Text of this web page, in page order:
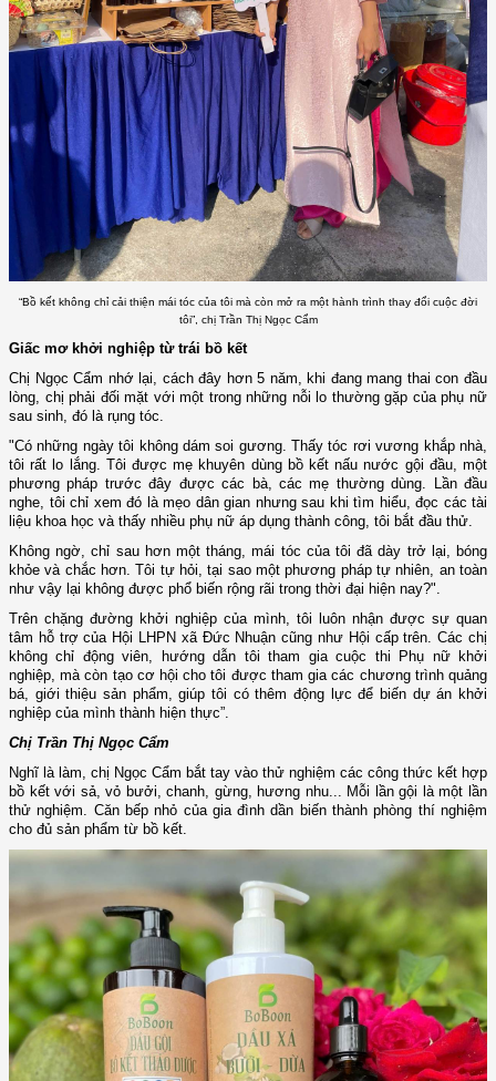
“Bồ kết không chỉ cải thiện mái tóc của tôi mà còn mở ra một hành trình thay đổi cuộc đời
tôi”, chị Trần Thị Ngọc Cẩm
Giấc mơ khởi nghiệp từ trái bồ kết
Chị Ngọc Cẩm nhớ lại, cách đây hơn 5 năm, khi đang mang thai con đầu
lòng, chị phải đối mặt với một trong những nỗi lo thường gặp của phụ nữ
sau sinh, đó là rụng tóc.
"Có những ngày tôi không dám soi gương. Thấy tóc rơi vương khắp nhà,
tôi rất lo lắng. Tôi được mẹ khuyên dùng bồ kết nấu nước gội đầu, một
phương pháp trước đây được các bà, các mẹ thường dùng. Lần đầu
nghe, tôi chỉ xem đó là mẹo dân gian nhưng sau khi tìm hiểu, đọc các tài
liệu khoa học và thấy nhiều phụ nữ áp dụng thành công, tôi bắt đầu thử.
Không ngờ, chỉ sau hơn một tháng, mái tóc của tôi đã dày trở lại, bóng
khỏe và chắc hơn. Tôi tự hỏi, tại sao một phương pháp tự nhiên, an toàn
như vậy lại không được phổ biến rộng rãi trong thời đại hiện nay?".
Trên chặng đường khởi nghiệp của mình, tôi luôn nhận được sự quan
tâm hỗ trợ của Hội LHPN xã Đức Nhuận cũng như Hội cấp trên. Các chị
không chỉ động viên, hướng dẫn tôi tham gia cuộc thi Phụ nữ khởi
nghiệp, mà còn tạo cơ hội cho tôi được tham gia các chương trình quảng
bá, giới thiệu sản phẩm, giúp tôi có thêm động lực để biến dự án khởi
nghiệp của mình thành hiện thực”.
Chị Trần Thị Ngọc Cẩm
Nghĩ là làm, chị Ngọc Cẩm bắt tay vào thử nghiệm các công thức kết hợp
bồ kết với sả, vỏ bưởi, chanh, gừng, hương nhu... Mỗi lần gội là một lần
thử nghiệm. Căn bếp nhỏ của gia đình dần biến thành phòng thí nghiệm
cho đủ sản phẩm từ bồ kết.